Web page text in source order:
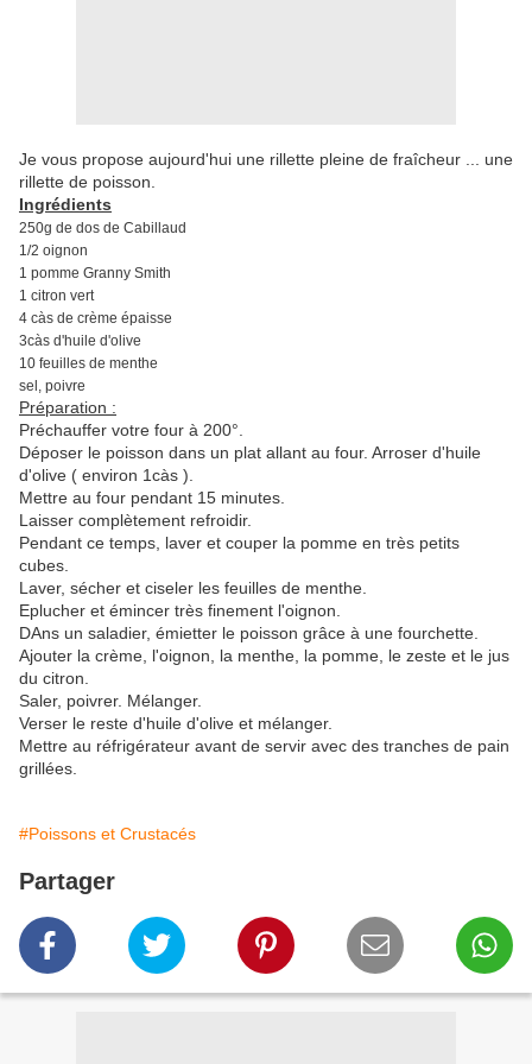
Je vous propose aujourd'hui une rillette pleine de fraîcheur ... une
rillette de poisson.
Ingrédients
250g de dos de Cabillaud
1/2 oignon
1 pomme Granny Smith
1 citron vert
4 càs de crème épaisse
3càs d'huile d'olive
10 feuilles de menthe
sel, poivre
Préparation :
Préchauffer votre four à 200°.
Déposer le poisson dans un plat allant au four. Arroser d'huile
d'olive ( environ 1càs ).
Mettre au four pendant 15 minutes.
Laisser complètement refroidir.
Pendant ce temps, laver et couper la pomme en très petits
cubes.
Laver, sécher et ciseler les feuilles de menthe.
Eplucher et émincer très finement l'oignon.
DAns un saladier, émietter le poisson grâce à une fourchette.
Ajouter la crème, l'oignon, la menthe, la pomme, le zeste et le jus
du citron.
Saler, poivrer. Mélanger.
Verser le reste d'huile d'olive et mélanger.
Mettre au réfrigérateur avant de servir avec des tranches de pain
grillées.
#Poissons et Crustacés
Partager